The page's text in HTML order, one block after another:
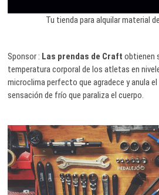
Tu tienda para alquilar material
Sponsor : Las prendas de Craft obtienen
temperatura corporal de los atletas en
microclima perfecto que agradece y anula
sensación de frío que paraliza el cuerpo.